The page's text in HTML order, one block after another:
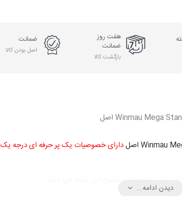
هفت روز
ضمانت
بازگشت کالا
ضمانت
اصل بودن کالا
دارای خصوصیات یک پر حرفه ای درجه یک
است.
دیدن ادامه...